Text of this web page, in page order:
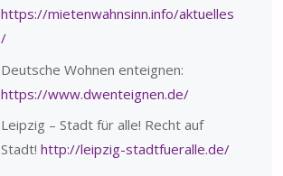
https://mietenwahnsinn.info/aktuelles
/
Deutsche Wohnen enteignen:
https://www.dwenteignen.de/
Leipzig – Stadt für alle! Recht auf
Stadt! http://leipzig-stadtfueralle.de/